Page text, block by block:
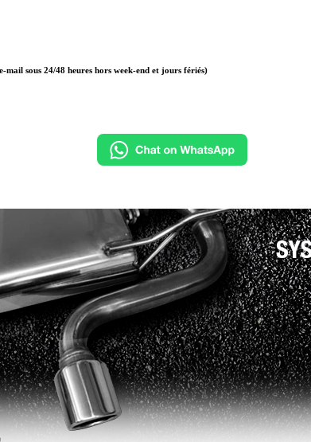
sous 24/48 heures hors week-end et jours fériés)